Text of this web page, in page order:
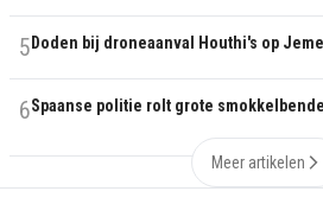
5 Doden bij droneaanval Houthi's op
6Spaanse politie rolt grote
Meer artikelen